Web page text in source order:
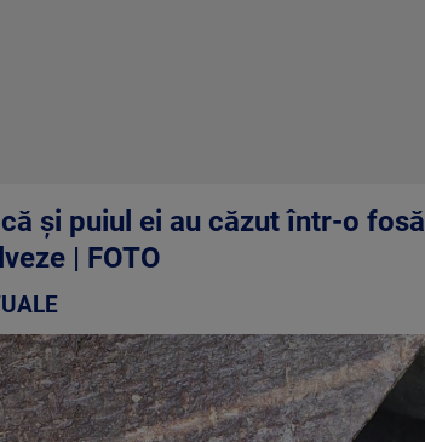
și puiul ei au căzut într-o
| FOTO